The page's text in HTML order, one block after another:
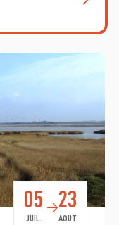
05
JUIL.
23
AOUT